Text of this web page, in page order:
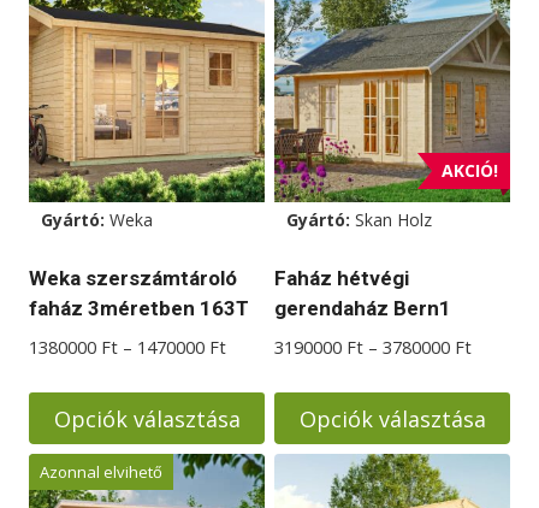
Gyártó: Weka
Weka szerszámtároló
faház 3méretben 163T
1380000 Ft – 1470000 FtÁrtartomány:
-
1470000 Ft
Opciók választása
Ennek
a
AKCIÓ!
Gyártó: Skan Holz
Faház hétvégi
gerendaház Bern1
3190000 Ft – 3780000 Ft
-
Opciók választása
Ennek
a
Azonnal elvihető